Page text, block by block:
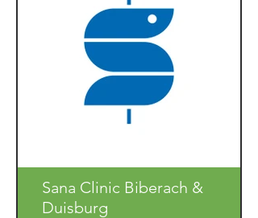
Sana Clinic Biberach &
Duisburg